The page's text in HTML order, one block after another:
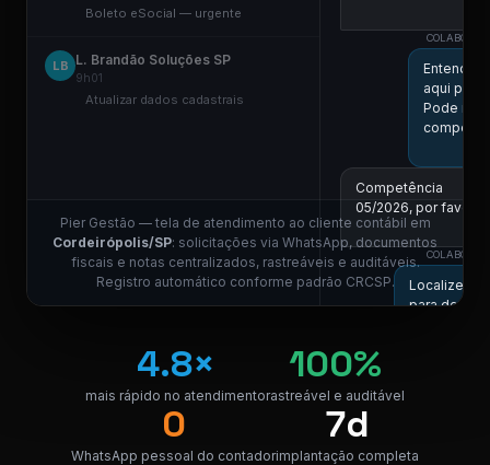
Boleto eSocial — urgente
LB L. Brandão Soluções SP
9h01
Atualizar dados cadastrais
Entendi!
aqui para
Pode me
Competência
05/2026, por favor.
Localizei!
para
Perfeito, obrigado!
Pier Gestão — tela de atendimento ao cliente contábil em
Cordeirópolis/SP: solicitações via WhatsApp, documentos
fiscais e notas centralizados, rastreáveis e auditáveis.
Registro automático conforme padrão CRCSP.
4.8×
mais rápido no atendimento
100%
rastreável e auditável
0
WhatsApp pessoal do contador
7d
implantação completa